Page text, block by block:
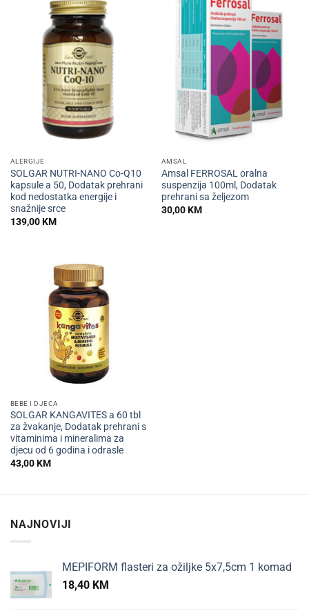
ALERGIJE
SOLGAR NUTRI-NANO Co-Q10
kapsule a 50, Dodatak prehrani
kod nedostatka energije i
snažnije srce
139,00KM
AMSAL
Amsal FERROSAL oralna
suspenzija 100ml, Dodatak
prehrani sa željezom
30,00KM
BEBE I DJECA
SOLGAR KANGAVITES a 60 tbl
za žvakanje, Dodatak prehrani s
vitaminima i mineralima za
djecu od 6 godina i odrasle
43,00KM
NAJNOVIJI
MEPIFORM flasteri za ožiljke 5x7,5cm 1 komad
18,40 KM